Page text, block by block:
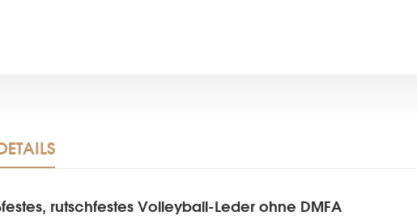
rutschfestes Volleyball-Leder ohne DMFA